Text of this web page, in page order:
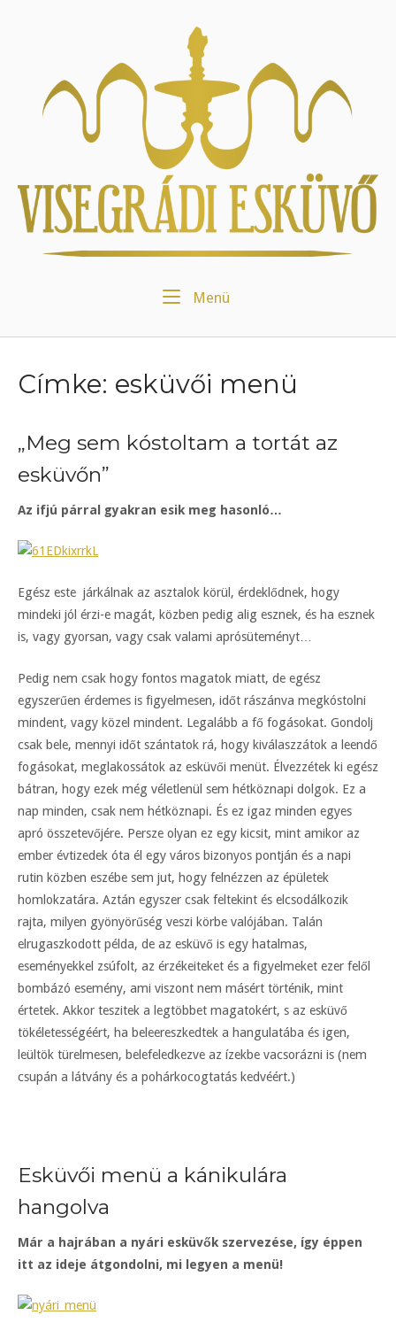
Menü
Címke: esküvői menü
„Meg sem kóstoltam a tortát az
esküvőn”
Az ifjú párral gyakran esik meg hasonló…
Egész este járkálnak az asztalok körül, érdeklődnek, hogy
mindeki jól érzi-e magát, közben pedig alig esznek, és ha esznek
is, vagy gyorsan, vagy csak valami aprósüteményt…
Pedig nem csak hogy fontos magatok miatt, de egész
egyszerűen érdemes is figyelmesen, időt rászánva megkóstolni
mindent, vagy közel mindent. Legalább a fő fogásokat. Gondolj
csak bele, mennyi időt szántatok rá, hogy kiválaszzátok a leendő
fogásokat, meglakossátok az esküvői menüt. Élvezzétek ki egész
bátran, hogy ezek még véletlenül sem hétköznapi dolgok. Ez a
nap minden, csak nem hétköznapi. És ez igaz minden egyes
apró összetevőjére. Persze olyan ez egy kicsit, mint amikor az
ember évtizedek óta él egy város bizonyos pontján és a napi
rutin közben eszébe sem jut, hogy felnézzen az épületek
homlokzatára. Aztán egyszer csak feltekint és elcsodálkozik
rajta, milyen gyönyörűség veszi körbe valójában. Talán
elrugaszkodott példa, de az esküvő is egy hatalmas,
eseményekkel zsúfolt, az érzékeiteket és a figyelmeket ezer felől
bombázó esemény, ami viszont nem másért történik, mint
értetek. Akkor teszitek a legtöbbet magatokért, s az esküvő
tökéletességéért, ha beleereszkedtek a hangulatába és igen,
leültök türelmesen, belefeledkezve az ízekbe vacsorázni is (nem
csupán a látvány és a pohárkocogtatás kedvéért.)
Esküvői menü a kánikulára
hangolva
Már a hajrában a nyári esküvők szervezése, így éppen
itt az ideje átgondolni, mi legyen a menü!